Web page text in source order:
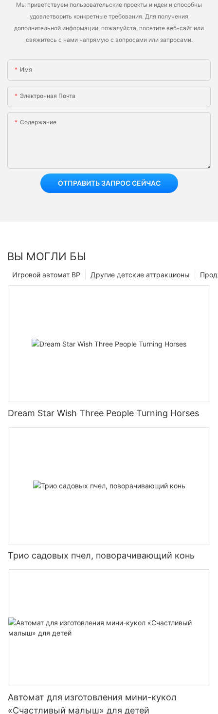
Мы приветствуем пользовательские проекты и идеи и способны
удовлетворить конкретные требования. Для получения
дополнительной информации, пожалуйста, посетите веб-сайт или
свяжитесь с нами напрямую с вопросами или запросами.
Имя
Электронная Почта
Содержание
ОТПРАВИТЬ ЗАПРОС СЕЙЧАС
ВЫ МОГЛИ БЫ
Другие детские аттракционы
Игровой автомат ВР
Dream Star Wish Three People Turning Horses
Трио садовых пчел, поворачивающий конь
Автомат для изготовления мини-кукол
«Счастливый малыш» для детей